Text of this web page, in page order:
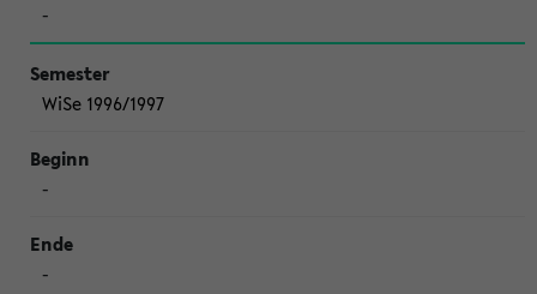
-
WiSe 1996/1997
-
-